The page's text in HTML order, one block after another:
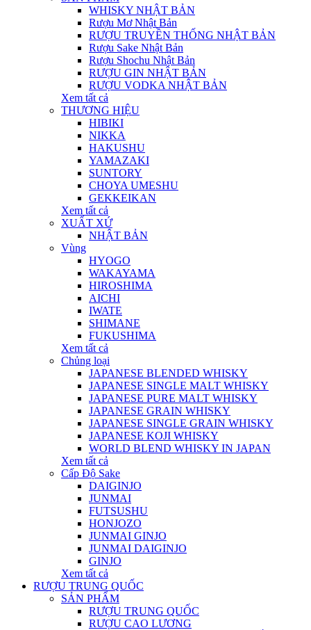
WHISKY NHẬT BẢN
Rượu Mơ Nhật Bản
RƯỢU TRUYỀN THỐNG NHẬT BẢN
Rượu Sake Nhật Bản
Rượu Shochu Nhật Bản
RƯỢU GIN NHẬT BẢN
RƯỢU VODKA NHẬT BẢN
Xem tất cả
THƯƠNG HIỆU
HIBIKI
NIKKA
HAKUSHU
YAMAZAKI
SUNTORY
CHOYA UMESHU
GEKKEIKAN
Xem tất cả
XUẤT XỨ
NHẬT BẢN
Vùng
HYOGO
WAKAYAMA
HIROSHIMA
AICHI
IWATE
SHIMANE
FUKUSHIMA
Xem tất cả
Chủng loại
JAPANESE BLENDED WHISKY
JAPANESE SINGLE MALT WHISKY
JAPANESE PURE MALT WHISKY
JAPANESE GRAIN WHISKY
JAPANESE SINGLE GRAIN WHISKY
JAPANESE KOJI WHISKY
WORLD BLEND WHISKY IN JAPAN
Xem tất cả
Cấp Độ Sake
DAIGINJO
JUNMAI
FUTSUSHU
HONJOZO
JUNMAI GINJO
JUNMAI DAIGINJO
GINJO
Xem tất cả
RƯỢU TRUNG QUỐC
SẢN PHẨM
RƯỢU TRUNG QUỐC
RƯỢU CAO LƯƠNG